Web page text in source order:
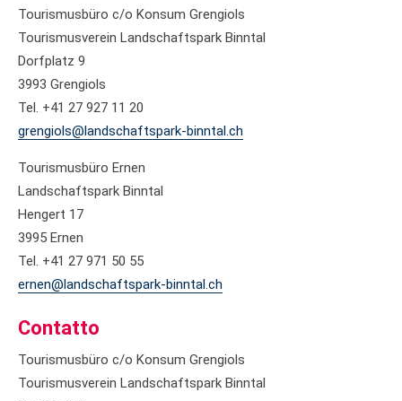
Tourismusbüro c/o Konsum Grengiols
Tourismusverein Landschaftspark Binntal
Dorfplatz 9
3993 Grengiols
Tel. +41 27 927 11 20
grengiols@landschaftspark-binntal.ch
Tourismusbüro Ernen
Landschaftspark Binntal
Hengert 17
3995 Ernen
Tel. +41 27 971 50 55
ernen@landschaftspark-binntal.ch
Contatto
Tourismusbüro c/o Konsum Grengiols
Tourismusverein Landschaftspark Binntal